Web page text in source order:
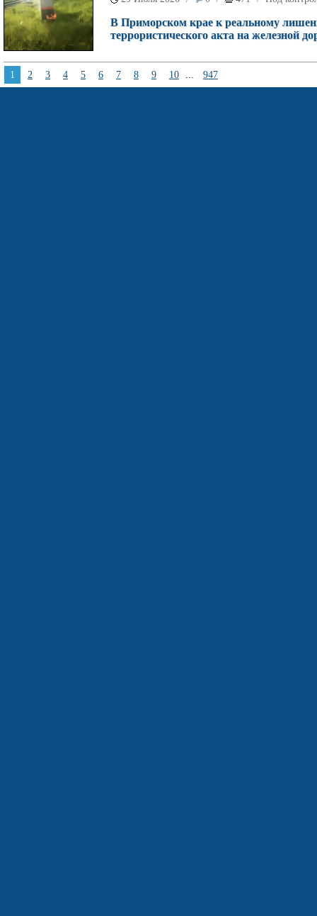
В Приморском крае к реальному
террористического акта на железной
1 2 3 4 5 6 7 8 9 10 ... 947